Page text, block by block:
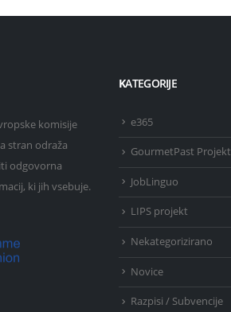
komisije
stran odraža
odgovorna
ki jih vsebuje.
KATEGORIJE
e365
GourmetPast Projekt
JobLinguo
LIPS projekt
Nekategorizirano
Novice
Razpisi / Subvencije